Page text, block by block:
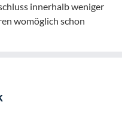
innerhalb weniger
womöglich schon